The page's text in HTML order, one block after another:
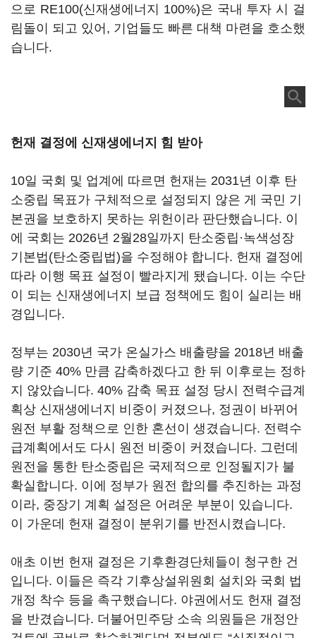
으로 RE100(신재생에너지 100%)은 국내 투자 시 걸
림돌이 되고 있어, 기업들도 빠른 대책 마련을 호소했
습니다.
헌재 결정에 신재생에너지 힘 받아
10일 국회 및 업계에 따르면 헌재는 2031년 이후 탄
소중립 목표가 구체적으로 설정되지 않은 게 국민 기
본권을 보호하지 못하는 위헌이라 판단했습니다. 이
에 국회는 2026년 2월28일까지 탄소중립·녹색성장
기본법(탄소중립법)을 수정해야 합니다. 헌재 결정에
따라 이행 목표 설정이 빨라지게 됐습니다. 이는 수단
이 되는 신재생에너지 보급 정책에도 힘이 실리는 배
경입니다.
정부는 2030년 국가 온실가스 배출량을 2018년 배출
량 기준 40% 만큼 감축하겠다고 한 뒤 이후로는 정하
지 않았습니다. 40% 감축 목표 설정 당시 전력수급계
획상 신재생에너지 비중이 커졌으나, 정권이 바뀌어
원전 부활 정책으로 인한 혼선이 생겼습니다. 전력수
급계획에서도 다시 원전 비중이 커졌습니다. 그런데
원전을 통한 탄소중립은 국제적으로 인정될지가 불
확실합니다. 이에 정부가 원전 합의를 추진하는 과정
이라, 중장기 계획 설정은 어려운 부분이 있습니다.
이 가운데 헌재 결정이 분위기를 반전시켰습니다.
애초 이번 헌재 결정은 기후환경단체들이 청구한 건
입니다. 이들은 즉각 기후상설위원회 설치와 국회 법
개정 착수 등을 촉구했습니다. 야권에서도 헌재 결정
을 반겼습니다. 더불어민주당 소속 의원들은 개정안